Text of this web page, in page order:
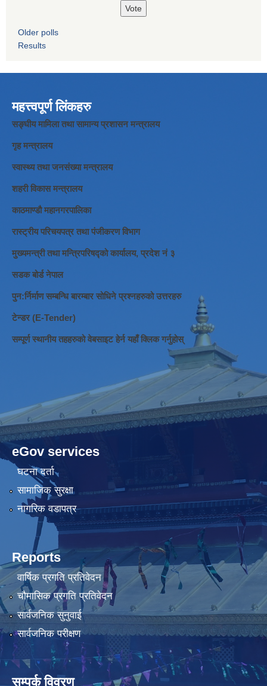
Older polls
Results
महत्त्वपूर्ण लिंकहरु
सङ्घीय मामिला तथा सामान्य प्रशासन मन्त्रालय
गृह मन्त्रालय
स्वास्थ्य तथा जनसंख्या मन्त्रालय
शहरी विकास मन्त्रालय
काठमाण्डौ महानगरपालिका
रास्ट्रीय परिचयपत्र तथा पंजीकरण विभाग
मुख्यमन्त्री तथा मन्त्रिपरिषद्को कार्यालय, प्रदेश नं ३
सडक बोर्ड नेपाल
पुन:र्निर्माण सम्बन्धि बारम्बार सोधिने प्रश्नहरुको उत्तरहरु
टेन्डर (E-Tender)
सम्पूर्ण स्थानीय तहहरुको वेबसाइट हेर्न यहाँ क्लिक गर्नुहोस्
eGov services
घटना दर्ता
सामाजिक सुरक्षा
नागरिक वडापत्र
Reports
वार्षिक प्रगति प्रतिवेदन
चौमासिक प्रगति प्रतिवेदन
सार्वजनिक सुनुवाई
सार्वजनिक परीक्षण
सम्पर्क विवरण